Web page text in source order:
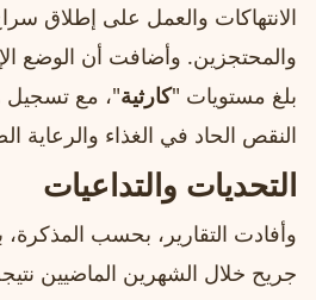
الانتهاكات والعمل على إطلاق
والمحتجزين. وأضافت أن الوضع
بلغ مستويات "كارثية"، مع تسجيل
النقص الحاد في الغذاء والرعاية
التحديات والتداعيات
وأفادت التقارير، بحسب المذكرة،
جريح خلال الشهرين الماضيين